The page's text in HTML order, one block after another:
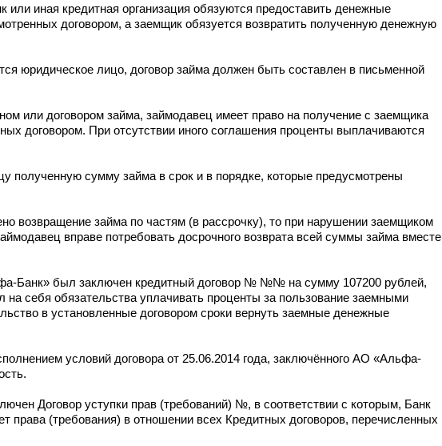
или иная кредитная организация обязуются предоставить денежные
договором, а заемщик обязуется возвратить полученную денежную
юридическое лицо, договор займа должен быть составлен в письменной
или договором займа, займодавец имеет право на получение с заемщика
договором. При отсутствии иного соглашения проценты выплачиваются
полученную сумму займа в срок и в порядке, которые предусмотрены
возвращение займа по частям (в рассрочку), то при нарушении заемщиком
вправе потребовать досрочного возврата всей суммы займа вместе
Банк» был заключен кредитный договор № №№ на сумму 107200 рублей,
себя обязательства уплачивать проценты за пользование заемными
в установленные договором сроки вернуть заемные денежные
условий договора от 25.06.2014 года, заключённого АО «Альфа-
Договор уступки прав (требований) №, в соответствии с которым, Банк
(требования) в отношении всех Кредитных договоров, перечисленных